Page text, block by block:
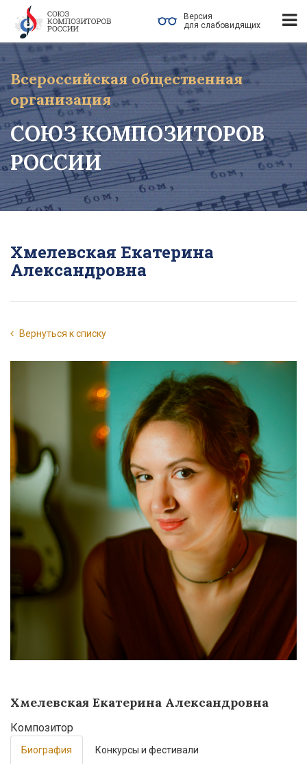
Версия
для слабовидящих
Всероссийская общественная
организация
СОЮЗ КОМПОЗИТОРОВ
РОССИИ
Хмелевская Екатерина
Александровна
Вернуться к списку
Хмелевская Екатерина Александровна
Композитор
Биография Конкурсы и фестивали